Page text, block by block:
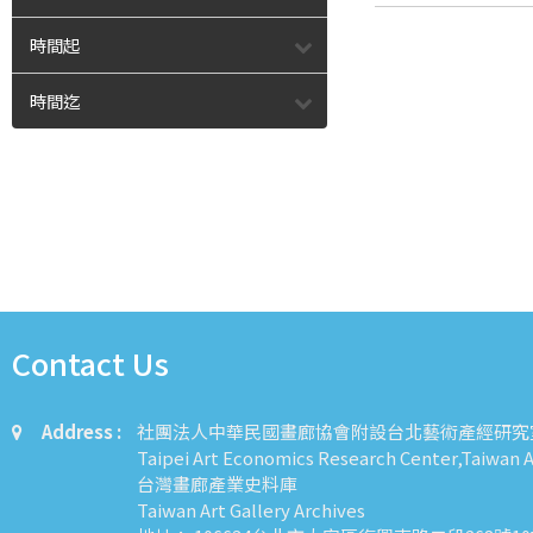
時間起
時間迄
Contact Us
Address :
社團法人中華民國畫廊協會附設台北藝術產經研究
Taipei Art Economics Research Center,Taiwan
台灣畫廊產業史料庫
Taiwan Art Gallery Archives